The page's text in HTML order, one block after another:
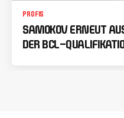
PROFIS
SAMOKOV ERNEUT
DER BCL-